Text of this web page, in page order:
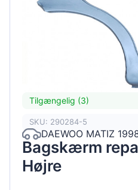
Tilgængelig (3)
SKU: 290284-5
DAEWOO MATIZ
Bagskærm
Højre